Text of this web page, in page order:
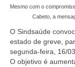
Mesmo com o
Cabeto, a
O Sindsaúde
estado de greve,
segunda-feira, 16/
O objetivo é